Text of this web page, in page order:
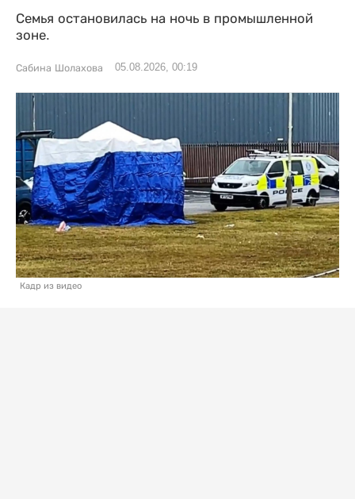
Семья остановилась на ночь в промышленной
зоне.
Сабина Шолахова 05.08.2026, 00:19
Кадр из видео